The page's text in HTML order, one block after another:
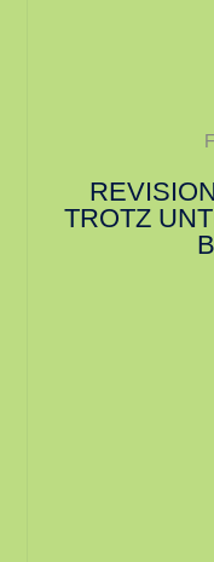
TROTZ